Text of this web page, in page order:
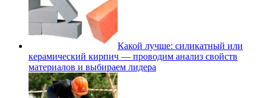
Какой лучше: силикатный или
керамический кирпич — проводим анализ свойств
материалов и выбираем лидера